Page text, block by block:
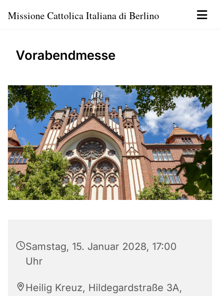
Missione Cattolica Italiana di Berlino
Vorabendmesse
Samstag, 15. Januar 2028, 17:00
Uhr
Heilig Kreuz, Hildegardstraße 3A,